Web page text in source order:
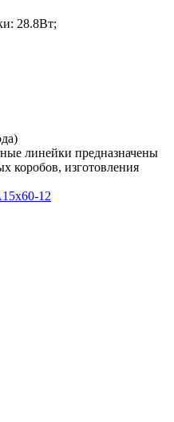
28.8Вт;
линейки предназначены
коробов, изготовления
12